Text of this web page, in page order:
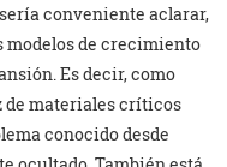
conveniente aclarar,
modelos de crecimiento
Es decir, como
de materiales críticos
conocido desde